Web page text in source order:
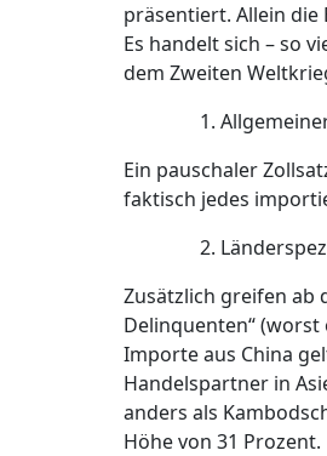
präsentiert. Allein
Es handelt sich – so
dem Zweiten
Ein pauschaler
faktisch jedes
Zusätzlich greifen ab
Delinquenten“
Importe aus China
Handelspartner in
anders als
Höhe von 31 Prozent.